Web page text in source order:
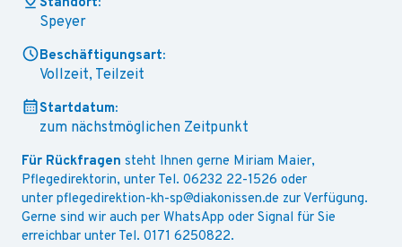
Standort:
Speyer
Beschäftigungsart:
Vollzeit, Teilzeit
Startdatum:
zum nächstmöglichen Zeitpunkt
Für Rückfragen steht Ihnen gerne Miriam Maier,
Pflegedirektorin, unter Tel. 06232 22-1526 oder
unter pflegedirektion-kh-sp@diakonissen.de zur Verfügung.
Gerne sind wir auch per WhatsApp oder Signal für Sie
erreichbar unter Tel. 0171 6250822.